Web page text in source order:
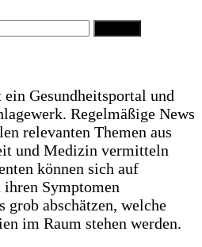
Gesundheitsportal und
Regelmäßige News
relevanten Themen aus
und Medizin vermitteln
können sich auf
Symptomen
abschätzen, welche
im Raum stehen werden.